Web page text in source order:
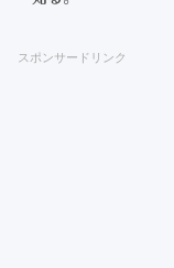
スポンサードリンク